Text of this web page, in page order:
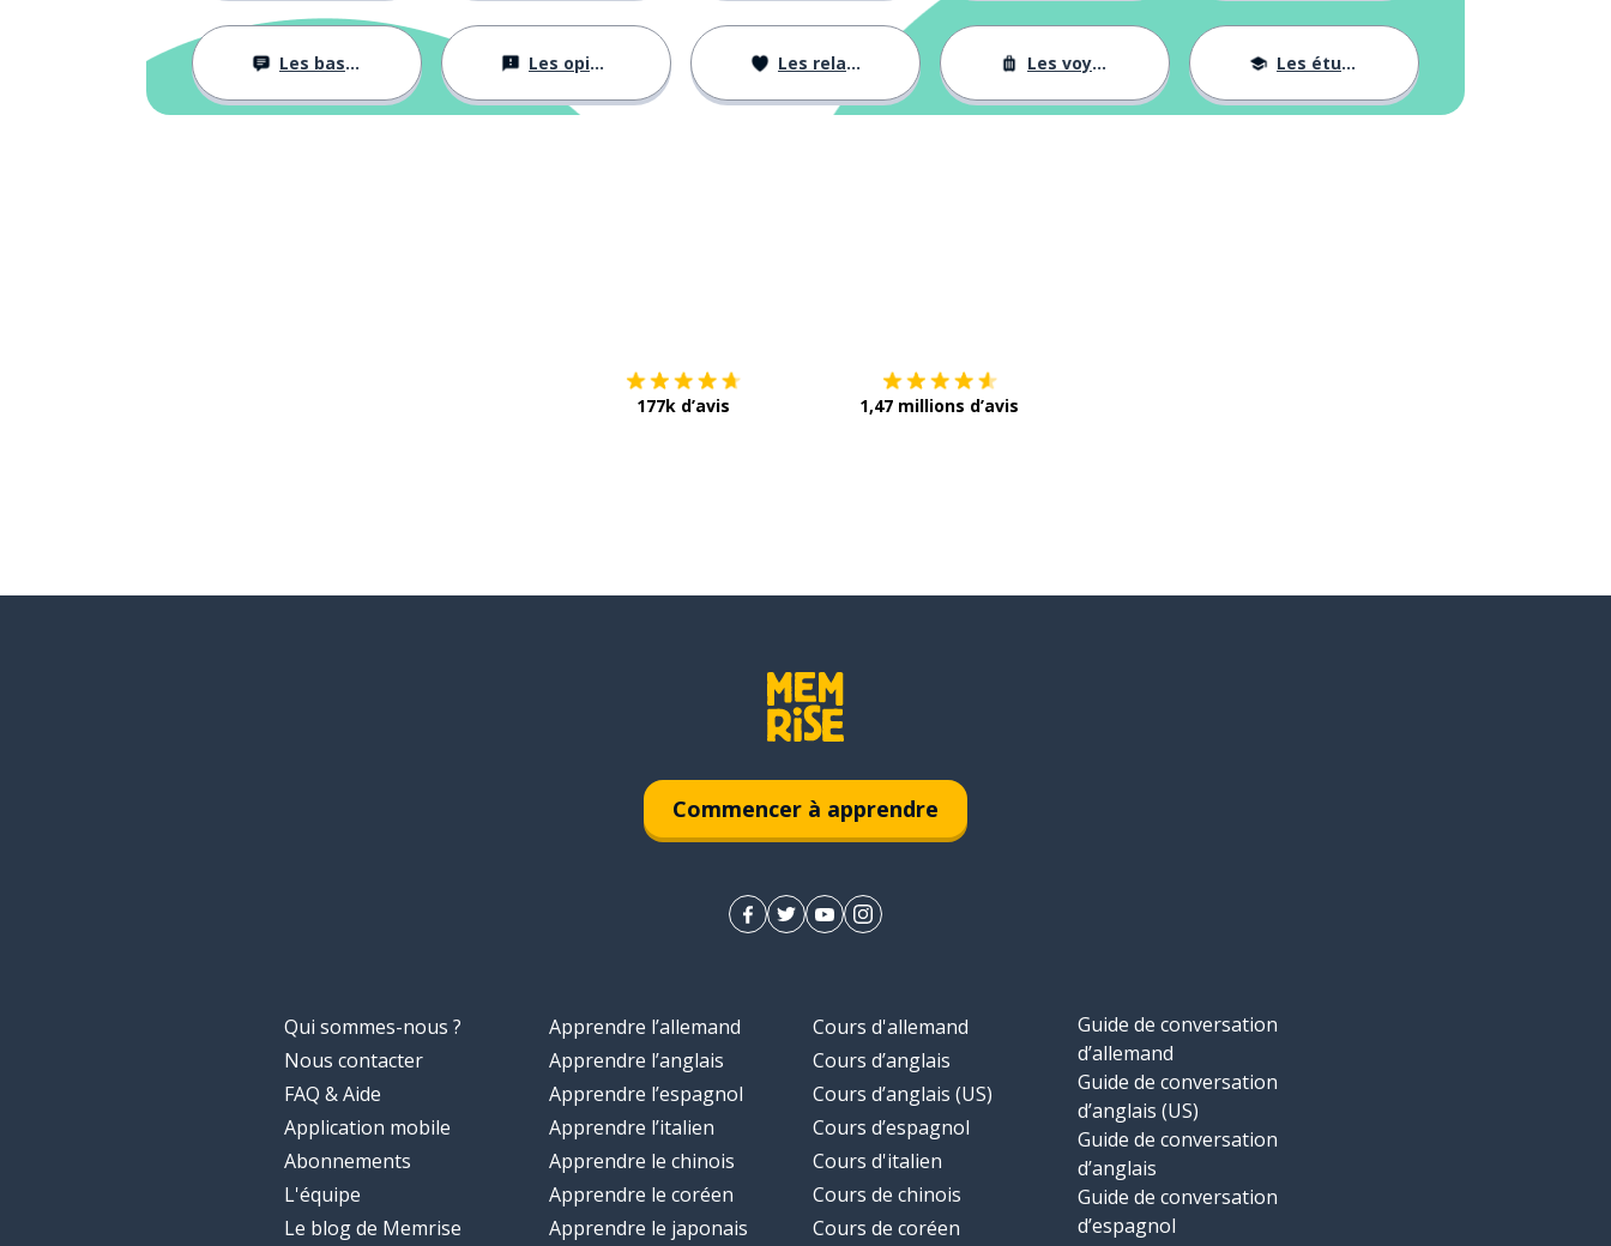
Les bases Les opinions Les relations Les voyages Les études
177k d’avis 1,47 millions d’avis
Commencer à apprendre
Qui sommes-nous ?
Nous contacter
FAQ & Aide
Application mobile
Abonnements
L'équipe
Le blog de Memrise
Apprendre l’allemand
Apprendre l’anglais
Apprendre l’espagnol
Apprendre l’italien
Apprendre le chinois
Apprendre le coréen
Apprendre le japonais
Cours d'allemand
Cours d’anglais
Cours d’anglais (US)
Cours d’espagnol
Cours d'italien
Cours de chinois
Cours de coréen
Guide de conversation
d’allemand
Guide de conversation
d’anglais (US)
Guide de conversation
d’anglais
Guide de conversation
d’espagnol